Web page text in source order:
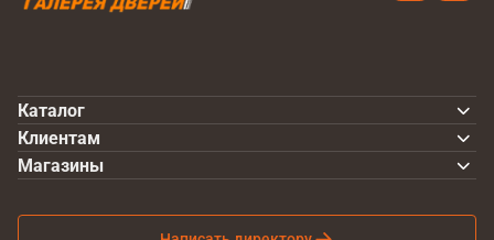
Каталог
Клиентам
Магазины